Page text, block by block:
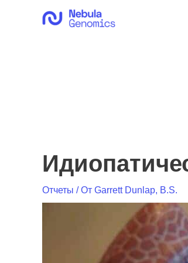
Отчеты / От Garrett Dunlap, B.S.